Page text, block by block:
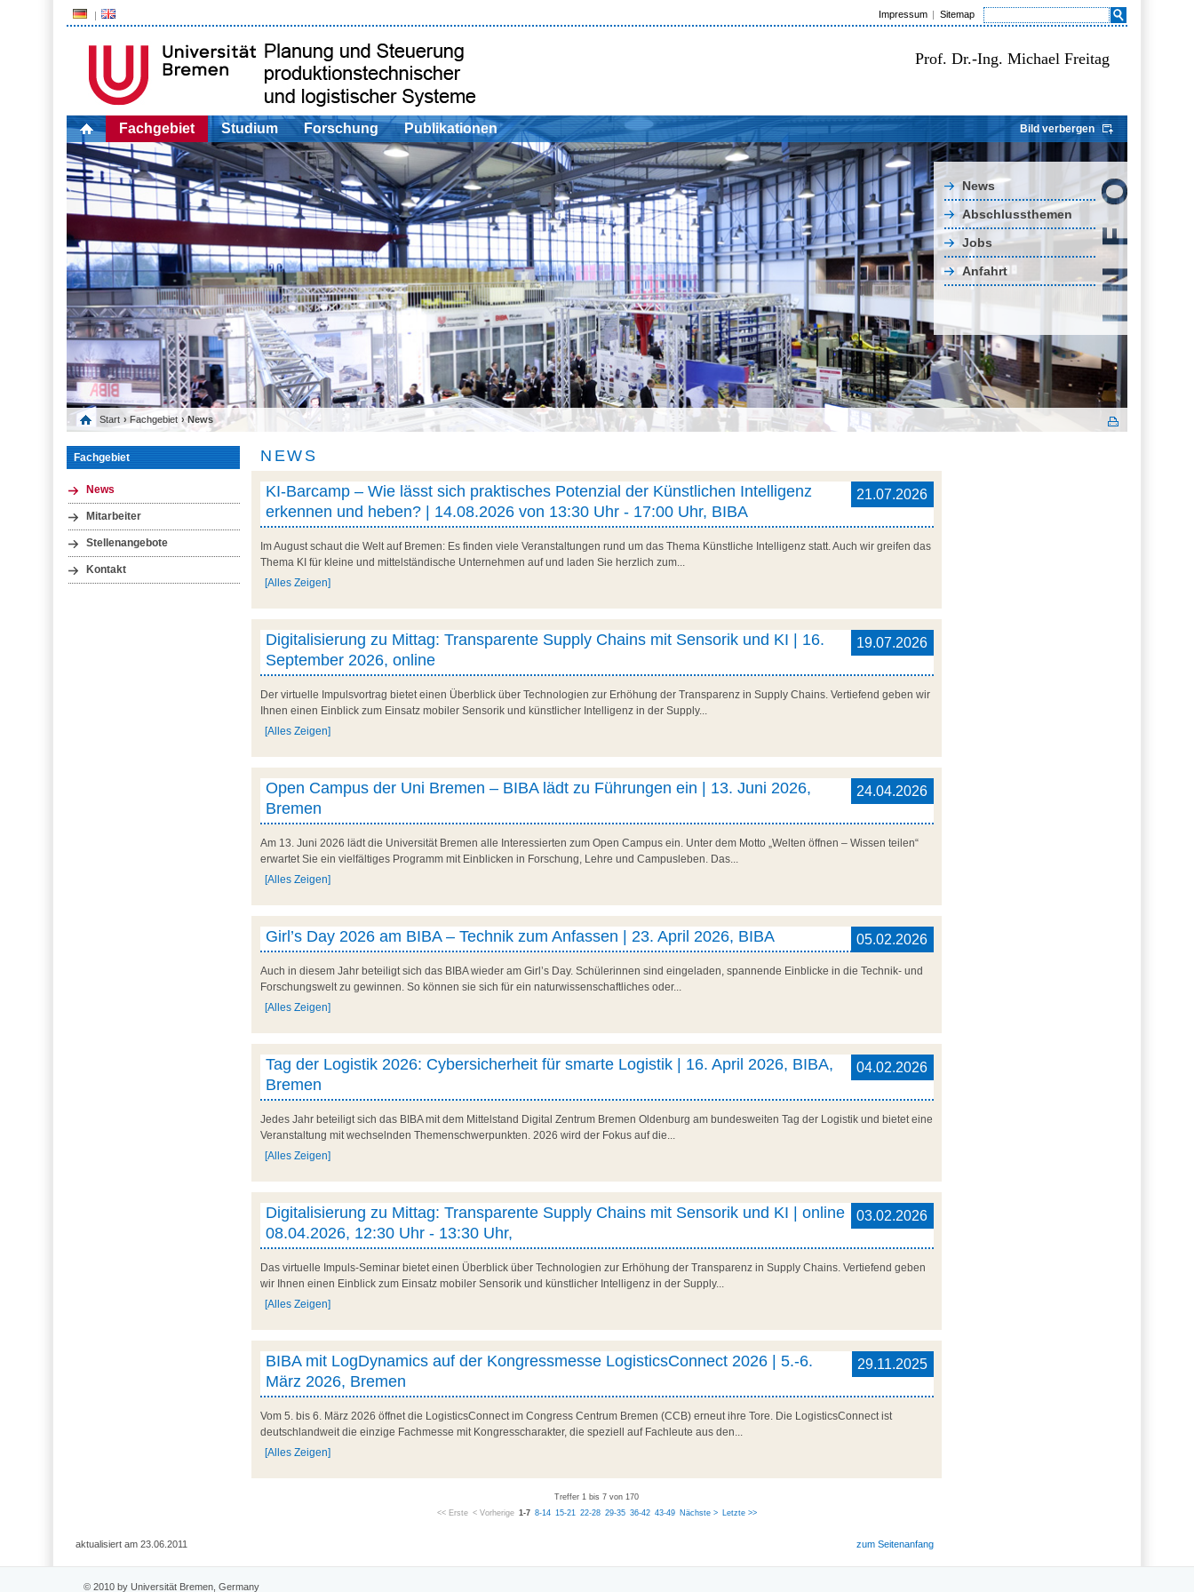
Impressum Sitemap
Prof. Dr.-Ing. Michael Freitag
Fachgebiet Studium Forschung Publikationen Bild verbergen
News
Abschlussthemen
Jobs
Anfahrt
Start › Fachgebiet › News
Fachgebiet
News
Mitarbeiter
Stellenangebote
Kontakt
NEWS
21.07.2026
KI-Barcamp – Wie lässt sich praktisches Potenzial der Künstlichen Intelligenz
erkennen und heben? | 14.08.2026 von 13:30 Uhr - 17:00 Uhr, BIBA
Im August schaut die Welt auf Bremen: Es finden viele Veranstaltungen rund um das Thema Künstliche Intelligenz statt. Auch wir greifen das
Thema KI für kleine und mittelständische Unternehmen auf und laden Sie herzlich zum...
[Alles Zeigen]
19.07.2026
Digitalisierung zu Mittag: Transparente Supply Chains mit Sensorik und KI | 16.
September 2026, online
Der virtuelle Impulsvortrag bietet einen Überblick über Technologien zur Erhöhung der Transparenz in Supply Chains. Vertiefend geben wir
Ihnen einen Einblick zum Einsatz mobiler Sensorik und künstlicher Intelligenz in der Supply...
[Alles Zeigen]
24.04.2026
Open Campus der Uni Bremen – BIBA lädt zu Führungen ein | 13. Juni 2026,
Bremen
Am 13. Juni 2026 lädt die Universität Bremen alle Interessierten zum Open Campus ein. Unter dem Motto „Welten öffnen – Wissen teilen“
erwartet Sie ein vielfältiges Programm mit Einblicken in Forschung, Lehre und Campusleben. Das...
[Alles Zeigen]
05.02.2026
Girl’s Day 2026 am BIBA – Technik zum Anfassen | 23. April 2026, BIBA
Auch in diesem Jahr beteiligt sich das BIBA wieder am Girl’s Day. Schülerinnen sind eingeladen, spannende Einblicke in die Technik- und
Forschungswelt zu gewinnen. So können sie sich für ein naturwissenschaftliches oder...
[Alles Zeigen]
04.02.2026
Tag der Logistik 2026: Cybersicherheit für smarte Logistik | 16. April 2026, BIBA,
Bremen
Jedes Jahr beteiligt sich das BIBA mit dem Mittelstand Digital Zentrum Bremen Oldenburg am bundesweiten Tag der Logistik und bietet eine
Veranstaltung mit wechselnden Themenschwerpunkten. 2026 wird der Fokus auf die...
[Alles Zeigen]
03.02.2026
Digitalisierung zu Mittag: Transparente Supply Chains mit Sensorik und KI | online
08.04.2026, 12:30 Uhr - 13:30 Uhr,
Das virtuelle Impuls-Seminar bietet einen Überblick über Technologien zur Erhöhung der Transparenz in Supply Chains. Vertiefend geben
wir Ihnen einen Einblick zum Einsatz mobiler Sensorik und künstlicher Intelligenz in der Supply...
[Alles Zeigen]
29.11.2025
BIBA mit LogDynamics auf der Kongressmesse LogisticsConnect 2026 | 5.-6.
März 2026, Bremen
Vom 5. bis 6. März 2026 öffnet die LogisticsConnect im Congress Centrum Bremen (CCB) erneut ihre Tore. Die LogisticsConnect ist
deutschlandweit die einzige Fachmesse mit Kongresscharakter, die speziell auf Fachleute aus den...
[Alles Zeigen]
Treffer 1 bis 7 von 170
<< Erste < Vorherige 1-7 8-14 15-21 22-28 29-35 36-42 43-49 Nächste > Letzte >>
aktualisiert am 23.06.2011 zum Seitenanfang
© 2010 by Universität Bremen, Germany